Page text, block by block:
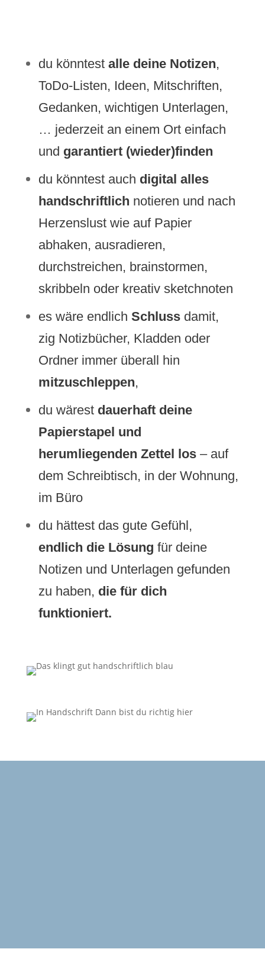
du könntest alle deine Notizen,
ToDo-Listen, Ideen, Mitschriften,
Gedanken, wichtigen Unterlagen,
… jederzeit an einem Ort einfach
und garantiert (wieder)finden
du könntest auch digital alles
handschriftlich notieren und nach
Herzenslust wie auf Papier
abhaken, ausradieren,
durchstreichen, brainstormen,
skribbeln oder kreativ sketchnoten
es wäre endlich Schlussdamit,
zig Notizbücher, Kladden oder
Ordner immer überall hin
mitzuschleppen,
du wärest dauerhaft deine
Papierstapel und
herumliegenden Zettel los– auf
dem Schreibtisch, in der Wohnung,
im Büro
du hättest das gute Gefühl,
endlich die Lösung für deine
Notizen und Unterlagen gefunden
zu haben, die für dich
funktioniert.